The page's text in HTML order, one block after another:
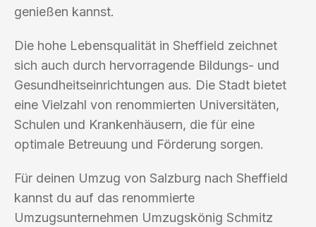
genießen kannst.
Die hohe Lebensqualität in Sheffield zeichnet
sich auch durch hervorragende Bildungs- und
Gesundheitseinrichtungen aus. Die Stadt bietet
eine Vielzahl von renommierten Universitäten,
Schulen und Krankenhäusern, die für eine
optimale Betreuung und Förderung sorgen.
Für deinen Umzug von Salzburg nach Sheffield
kannst du auf das renommierte
Umzugsunternehmen Umzugskönig Schmitz